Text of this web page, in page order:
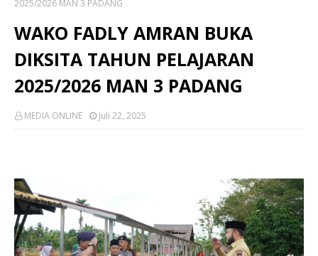
2025/2026 MAN 3 PADANG
WAKO FADLY AMRAN BUKA
DIKSITA TAHUN PELAJARAN
2025/2026 MAN 3 PADANG
MEDIA ONLINE Juli 22, 2025